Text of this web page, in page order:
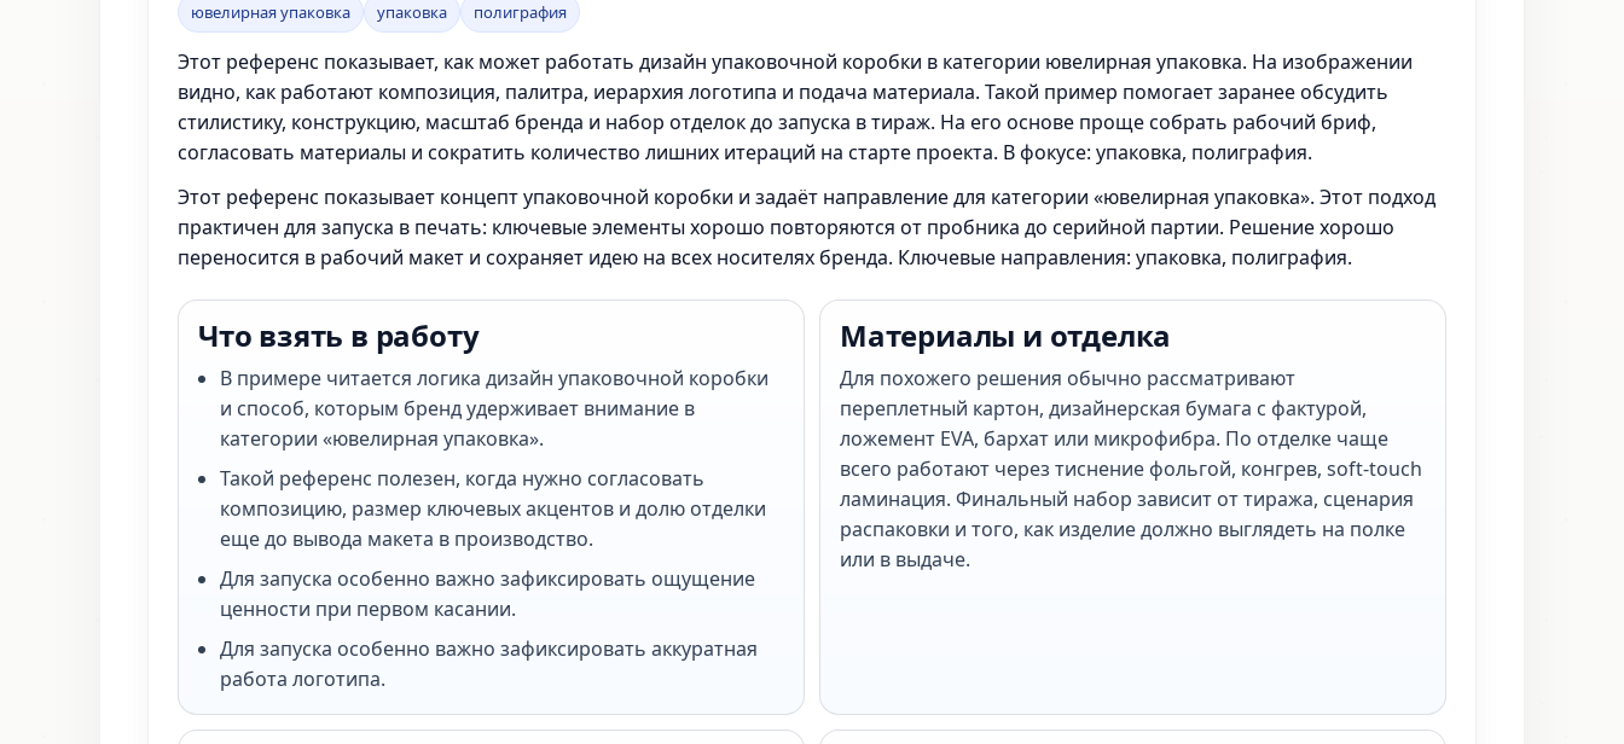
ювелирная упаковка упаковка полиграфия
Этот референс показывает, как может работать дизайн упаковочной коробки в категории ювелирная упаковка. На изображении
видно, как работают композиция, палитра, иерархия логотипа и подача материала. Такой пример помогает заранее обсудить
стилистику, конструкцию, масштаб бренда и набор отделок до запуска в тираж. На его основе проще собрать рабочий бриф,
согласовать материалы и сократить количество лишних итераций на старте проекта. В фокусе: упаковка, полиграфия.
Этот референс показывает концепт упаковочной коробки и задаёт направление для категории «ювелирная упаковка». Этот подход
практичен для запуска в печать: ключевые элементы хорошо повторяются от пробника до серийной партии. Решение хорошо
переносится в рабочий макет и сохраняет идею на всех носителях бренда. Ключевые направления: упаковка, полиграфия.
Что взять в работу
В примере читается логика дизайн упаковочной коробки
и способ, которым бренд удерживает внимание в
категории «ювелирная упаковка».
Такой референс полезен, когда нужно согласовать
композицию, размер ключевых акцентов и долю отделки
еще до вывода макета в производство.
Для запуска особенно важно зафиксировать ощущение
ценности при первом касании.
Для запуска особенно важно зафиксировать аккуратная
работа логотипа.
Материалы и отделка
Для похожего решения обычно рассматривают
переплетный картон, дизайнерская бумага с фактурой,
ложемент EVA, бархат или микрофибра. По отделке чаще
всего работают через тиснение фольгой, конгрев, soft-touch
ламинация. Финальный набор зависит от тиража, сценария
распаковки и того, как изделие должно выглядеть на полке
или в выдаче.